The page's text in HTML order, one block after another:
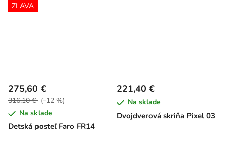
ZĽAVA
Detská posteľ Faro FR14
275,60 €
316,10 € (–12 %)
Na sklade
Dvojdverová skriňa Pixel 03
221,40 €
Na sklade